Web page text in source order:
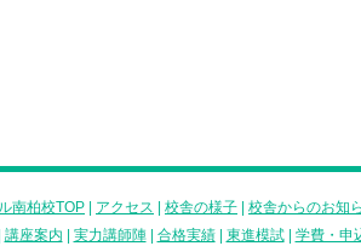
南柏校TOP アクセス 校舎の様子 校舎からのお知
講座案内 実力講師陣| 合格実績| 東進模試| 学費・申